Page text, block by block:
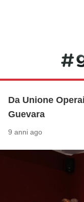
Da Unione
Guevara
9 anni ago